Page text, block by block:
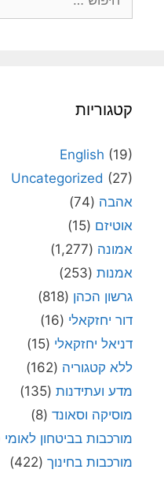
קטגוריות
English (19)
Uncategorized (27)
אהבה (74)
אוטיזם (15)
אמונה (1,277)
אמנות (253)
גרשון הכהן (818)
דור יחזקאלי (16)
דניאל יחזקאלי (15)
ללא קטגוריה (162)
מדע ועתידנות (135)
מוסיקה וסאונד (8)
מורכבות בביטחון לאומי
מורכבות בחינוך (422)